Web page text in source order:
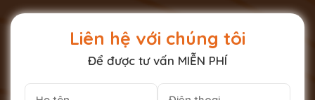
Liên hệ với chúng tôi
Để được tư vấn MIỄN PHÍ